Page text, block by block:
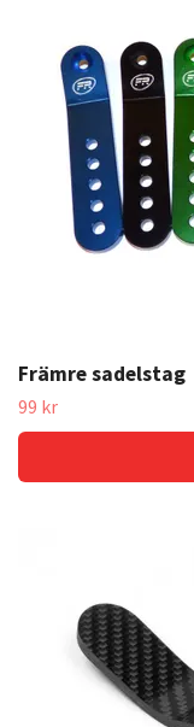
Främre sadelstag
99 kr